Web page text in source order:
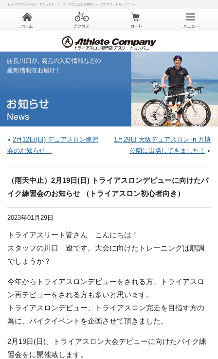
トライアスロンバイク、ウエットスーツ、ウェアのことなら専門ショップアスリートカンパニーへ
« 2月12日(日) デュアスロン練習
会のお知らせ
1月29日 大阪デュアスロン in 万博
公園に出場してきました！ »
（雨天中止）2月19日(日) トライアスロンデビューに向けたバ
イク練習会のお知らせ （トライアスロン初心者向き）
2023年01月29日
トライアスリート皆さん こんにちは！
スタッフの川口 遼です。大会に向けたトレーニングは順調
でしょうか？
今年からトライアスロンデビューをされる方、トライアスロ
ン再デビューをされる方も多いと思います。
トライアスロンデビュー、トライアスロン完走を目指す方の
為に、バイクイベントを企画させて頂きました。
2月19日(日)、トライアスロン大会デビューに向けたバイク練
習会をに開催致します。